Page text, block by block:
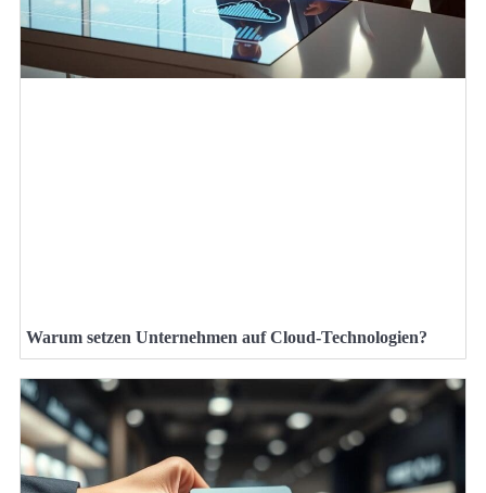
Warum setzen Unternehmen auf Cloud-Technologien?